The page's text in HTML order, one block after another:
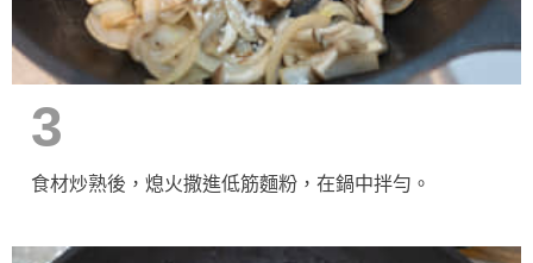
3
食材炒熟後，熄火撒進低筋麵粉，在鍋中拌勻。